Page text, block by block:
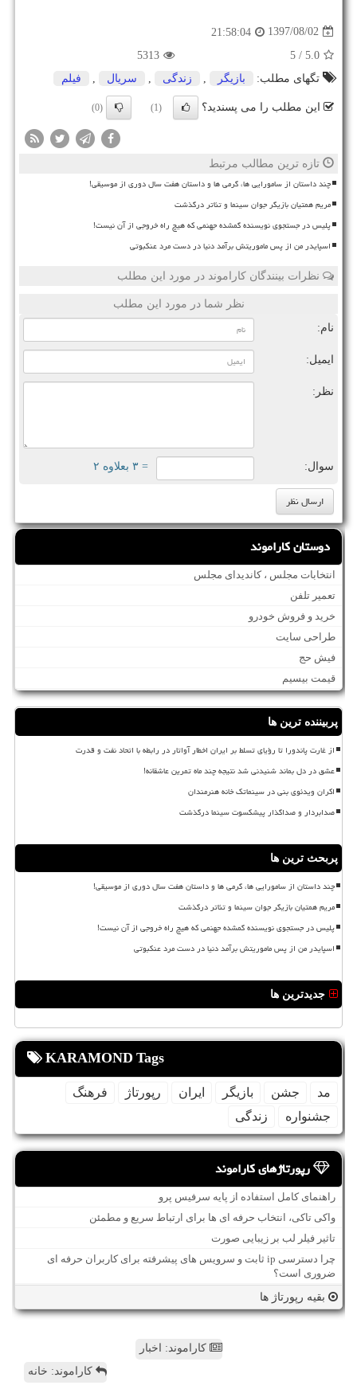
1397/08/02
21:58:04
5.0
/ 5
5313
تگهای مطلب:
بازیگر زندگی سریال فیلم
این مطلب را می پسندید؟ (1)
(0)
تازه ترین مطالب مرتبط
چند داستان از سامورایی ها، گرمی ها و داستان هفت سال دوری از موسیقی!
مریم همتیان بازیگر جوان سینما و تئاتر درگذشت
پلیس در جستجوی نویسنده گمشده جهنمی که هیچ راه خروجی از آن نیست!
اسپایدر من از پس ماموریتش برآمد دنیا در دست مرد عنکبوتی
نظرات بینندگان کاراموند در مورد این مطلب
نظر شما در مورد این مطلب
نام:
ایمیل:
نظر:
سوال: = ۳ بعلاوه ۲
دوستان کاراموند
انتخابات مجلس ، کاندیدای مجلس
تعمیر تلفن
خرید و فروش خودرو
طراحی سایت
فیش حج
قیمت بیسیم
پربیننده ترین ها
از غارت پاندورا تا رؤیای تسلط بر ایران اخطار آواتار در رابطه با اتحاد نفت و قدرت
عشق در دل بماند شنیدنی شد نتیجه چند ماه تمرین عاشقانه!
اکران ویدئوی بنی در سینماتک خانه هنرمندان
صدابردار و صداگذار پیشکسوت سینما درگذشت
پربحث ترین ها
چند داستان از سامورایی ها، گرمی ها و داستان هفت سال دوری از موسیقی!
مریم همتیان بازیگر جوان سینما و تئاتر درگذشت
پلیس در جستجوی نویسنده گمشده جهنمی که هیچ راه خروجی از آن نیست!
اسپایدر من از پس ماموریتش برآمد دنیا در دست مرد عنکبوتی
جدیدترین ها
KARAMOND Tags
مد جشن بازیگر ایران رپورتاژ
فرهنگ
جشنواره
زندگی
رپورتاژهای کاراموند
راهنمای کامل استفاده از پایه سرفیس پرو
واکی تاکی، انتخاب حرفه ای ها برای ارتباط سریع و مطمئن
تاثیر فیلر لب بر زیبایی صورت
چرا دسترسی ip ثابت و سرویس های پیشرفته برای کاربران حرفه ای
ضروری است؟
بقیه رپورتاژ ها
کاراموند: اخبار
کاراموند: خانه